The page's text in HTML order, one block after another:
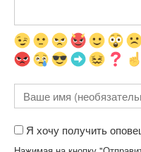
Я хочу получить